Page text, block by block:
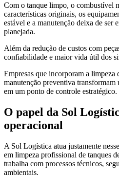
Com o tanque limpo, o combustível
características originais, os
estável e a manutenção deixa de ser
planejada.
Além da redução de custos com
confiabilidade e maior vida útil dos
Empresas que incorporam a limpeza
manutenção preventiva
em um ponto de controle estratégico.
O papel da Sol
operacional
A Sol Logística atua justamente
em limpeza profissional de tanques
trabalha com processos técnicos,
ambientais.